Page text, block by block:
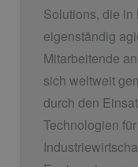
Solutions, die
eigenständig
Mitarbeitende
sich weltweit
durch den
Technologien